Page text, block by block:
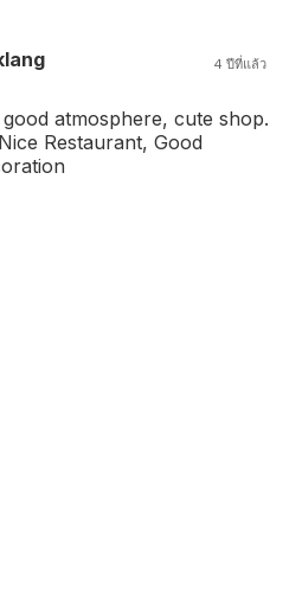
4 ปีที่แล้ว
atmosphere, cute shop.
Restaurant, Good